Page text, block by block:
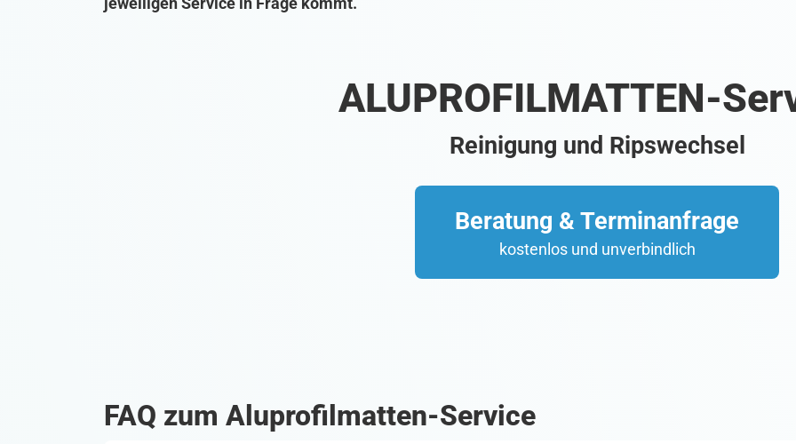
ALUPROFILMATTEN-
Reinigung und Ripswechsel
Beratung & Terminanfrage
kostenlos und unverbindlich
FAQ zum Aluprofilmatten-Service